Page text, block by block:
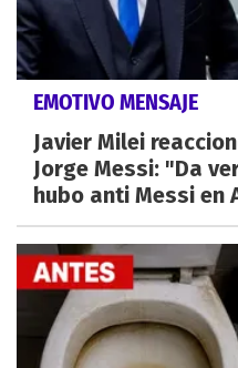
EMOTIVO MENSAJE
Javier Milei
Jorge Messi: "Da
hubo anti Messi en